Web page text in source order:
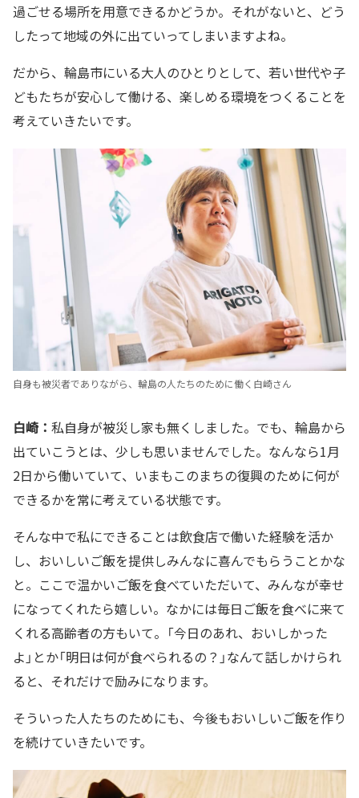
過ごせる場所を用意できるかどうか。それがないと、どう
したって地域の外に出ていってしまいますよね。
だから、輪島市にいる大人のひとりとして、若い世代や子
どもたちが安心して働ける、楽しめる環境をつくることを
考えていきたいです。
自身も被災者でありながら、輪島の人たちのために働く白崎さん
白崎： 私自身が被災し家も無くしました。でも、輪島から
出ていこうとは、少しも思いませんでした。なんなら1月
2日から働いていて、いまもこのまちの復興のために何が
できるかを常に考えている状態です。
そんな中で私にできることは飲食店で働いた経験を活か
し、おいしいご飯を提供しみんなに喜んでもらうことかな
と。ここで温かいご飯を食べていただいて、みんなが幸せ
になってくれたら嬉しい。なかには毎日ご飯を食べに来て
くれる高齢者の方もいて。「今日のあれ、おいしかった
よ」とか「明日は何が食べられるの？」なんて話しかけられ
ると、それだけで励みになります。
そういった人たちのためにも、今後もおいしいご飯を作り
を続けていきたいです。